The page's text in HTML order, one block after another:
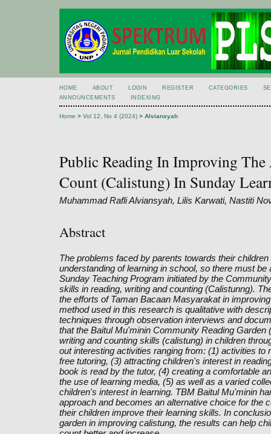
HOME ABOUT LOGIN REGISTER CATEGORIES
ANNOUNCEMENTS
INDEXING
Home > Vol 12, No 4 (2024) > Alviansyah
Public Reading In Improving
Count (Calistung) In Sunday
Muhammad Rafli Alviansyah, Lilis Karwati, Nastiti
Abstract
The problems faced by parents towards their
understanding of learning in school, so there must
Sunday Teaching Program initiated by the
skills in reading, writing and counting (Calistunng).
the efforts of Taman Bacaan Masyarakat in
method used in this research is qualitative with
techniques through observation interviews and
that the Baitul Mu'minin Community Reading
writing and counting skills (calistung) in children
out interesting activities ranging from: (1) activities
free tutoring, (3) attracting children's interest in
book is read by the tutor, (4) creating a comfortable
the use of learning media, (5) as well as a varied
children's interest in learning. TBM Baitul Mu'minin
approach and becomes an alternative choice for the
their children improve their learning skills. In
garden in improving calistung, the results can help